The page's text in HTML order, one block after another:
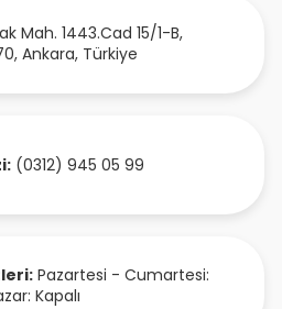
Mah. 1443.Cad 15/1-B,
, Ankara, Türkiye
(0312) 945 05 99
Pazartesi - Cumartesi:
Kapalı